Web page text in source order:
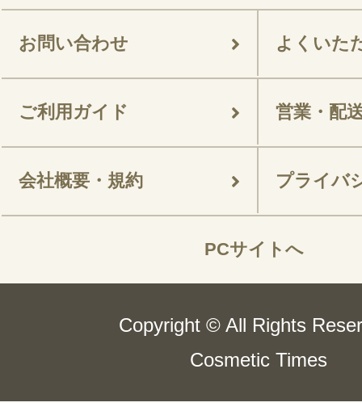
お問い合わせ よくいた
ご利用ガイド 営業・配
会社概要・規約 プライバ
PCサイトへ
Copyright © All Rights
Cosmetic Times